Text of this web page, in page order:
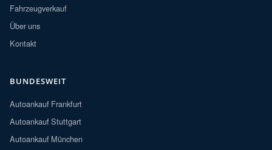
Fahrzeugverkauf
Über uns
Kontakt
BUNDESWEIT
Autoankauf Frankfurt
Autoankauf Stuttgart
Autoankauf München